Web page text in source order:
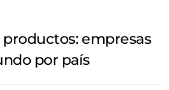
empresas
por país